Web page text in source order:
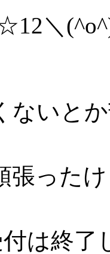
＼
ないと
張った
は終了